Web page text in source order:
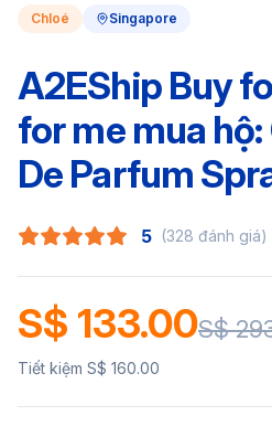
Chloé Singapore
A2EShip Buy
for me mua hộ:
De Parfum
5 (328 đánh giá)
S$ 133.00S$
Tiết kiệm S$ 160.00